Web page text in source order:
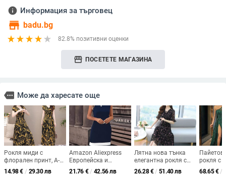
info Информация за търговец
store badu.bg
82.8% позитивни оценки
storefront ПОСЕТЕТЕ МАГАЗИНА
more Може да харесате още
Рокля миди с
флорален принт, А-
линия, V-образно
деколте, къс ръкав,
14.98€ / 29.30 лв
Amazon Aliexpress
Европейска и
американска външна
търговия Slim-Fit
21.76 € / 42.56 лв
Лятна нова тънка
елегантна рокля с
дълъг ръкав и
флорален принт от
26.28€ / 51.40 лв
рокля с
спагети,
68.65€ /